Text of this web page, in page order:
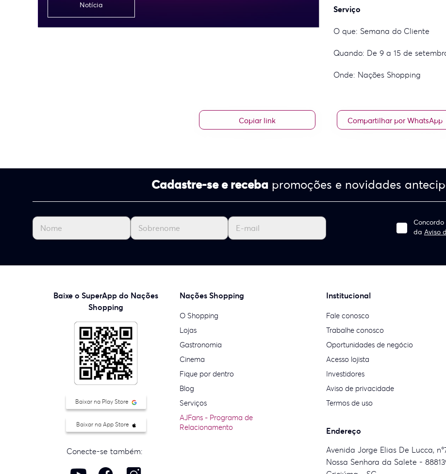
Notícia Serviço
O que: Semana do Cliente
Quando: De 9 a 15 de
Onde: Nações Shopping
Copiar link Compartilhar por WhatsApp
Cadastre-se e receba promoções e novidades
Concordo
da Aviso
Baixe o SuperApp do Nações
Shopping
Baixar na Play Store
Baixar na App Store
Conecte-se também:
Nações Shopping
O Shopping
Lojas
Gastronomia
Cinema
Fique por dentro
Blog
Serviços
AJFans - Programa de
Relacionamento
Institucional
Fale conosco
Trabalhe conosco
Oportunidades de negócio
Acesso lojista
Investidores
Aviso de privacidade
Termos de uso
Endereço
Avenida Jorge Elias De Lucca,
Nossa Senhora da Salete -